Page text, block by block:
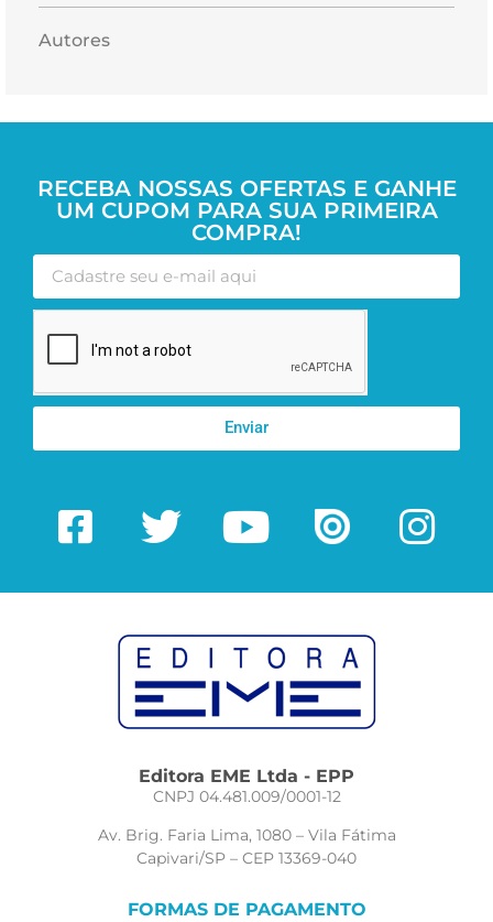
Autores
RECEBA NOSSAS OFERTAS E GANHE
UM CUPOM PARA SUA PRIMEIRA
COMPRA!
Enviar
Editora EME Ltda - EPP
CNPJ 04.481.009/0001-12
Av. Brig. Faria Lima, 1080 – Vila Fátima
Capivari/SP – CEP 13369-040
FORMAS DE PAGAMENTO